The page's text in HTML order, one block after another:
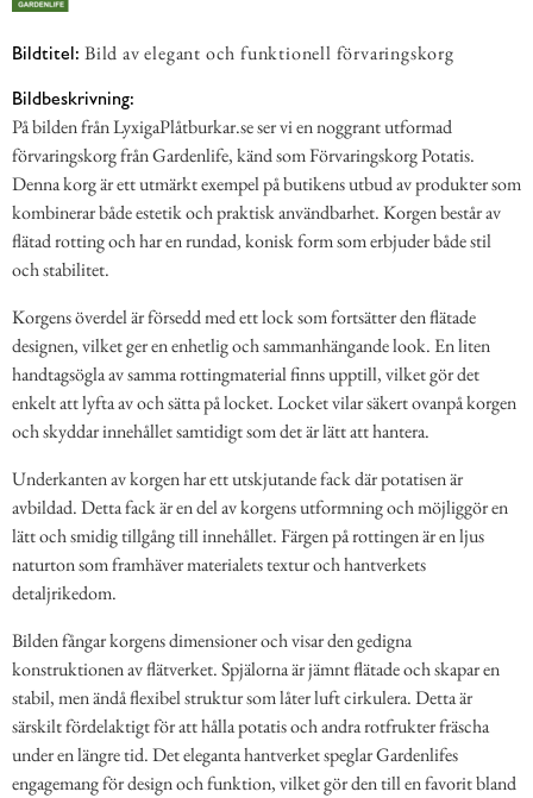
Bildtitel: Bild av elegant och funktionell förvaringskorg
Bildbeskrivning:
På bilden från LyxigaPlåtburkar.se ser vi en noggrant utformad
förvaringskorg från Gardenlife, känd som Förvaringskorg Potatis.
Denna korg är ett utmärkt exempel på butikens utbud av produkter som
kombinerar både estetik och praktisk användbarhet. Korgen består av
flätad rotting och har en rundad, konisk form som erbjuder både stil
och stabilitet.
Korgens överdel är försedd med ett lock som fortsätter den flätade
designen, vilket ger en enhetlig och sammanhängande look. En liten
handtagsögla av samma rottingmaterial finns upptill, vilket gör det
enkelt att lyfta av och sätta på locket. Locket vilar säkert ovanpå korgen
och skyddar innehållet samtidigt som det är lätt att hantera.
Underkanten av korgen har ett utskjutande fack där potatisen är
avbildad. Detta fack är en del av korgens utformning och möjliggör en
lätt och smidig tillgång till innehållet. Färgen på rottingen är en ljus
naturton som framhäver materialets textur och hantverkets
detaljrikedom.
Bilden fångar korgens dimensioner och visar den gedigna
konstruktionen av flätverket. Spjälorna är jämnt flätade och skapar en
stabil, men ändå flexibel struktur som låter luft cirkulera. Detta är
särskilt fördelaktigt för att hålla potatis och andra rotfrukter fräscha
under en längre tid. Det eleganta hantverket speglar Gardenlifes
engagemang för design och funktion, vilket gör den till en favorit bland